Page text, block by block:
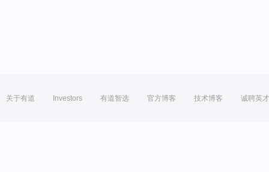
关于有道 Investors 有道智选 官方博客 技术博客 诚聘英才